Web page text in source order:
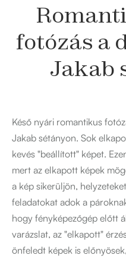
fotózás a
Jakab
Késő nyári romantikus
Jakab sétányon. Sok
kevés "beállított" képet.
mert az elkapott képek
a kép sikerüljön,
feladatokat adok a
hogy fényképezőgép előtt
varázslat, az "elkapott"
önfeledt képek is